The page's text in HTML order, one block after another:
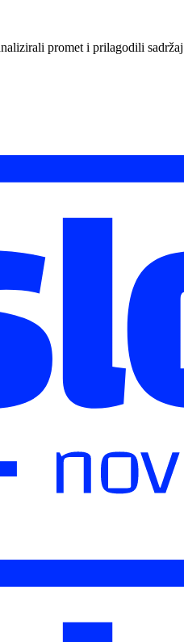
promet i prilagodili